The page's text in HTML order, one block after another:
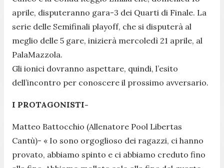
aprile, disputeranno gara-3 dei Quarti di Finale. La
serie delle Semifinali playoff, che si disputerà al
meglio delle 5 gare, inizierà mercoledì 21 aprile, al
PalaMazzola.
Gli ionici dovranno aspettare, quindi, l’esito
dell’incontro per conoscere il prossimo avversario.
I PROTAGONISTI-
Matteo Battocchio (Allenatore Pool Libertas
Cantù)- « Io sono orgoglioso dei ragazzi, ci hanno
provato, abbiamo spinto e ci abbiamo creduto fino